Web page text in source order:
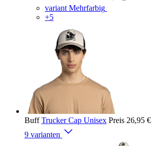
variant Mehrfarbig
+5
Buff Trucker Cap Unisex Preis 26,95 €
9 varianten